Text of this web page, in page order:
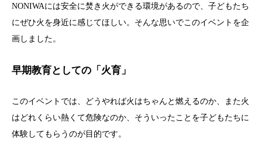
NONIWAには安全に焚き火ができる環境があるので、子どもたち
にぜひ火を身近に感じてほしい。そんな思いでこのイベントを企
画しました。
早期教育としての「火育」
このイベントでは、どうやれば火はちゃんと燃えるのか、また火
はどれくらい熱くて危険なのか、そういったことを子どもたちに
体験してもらうのが目的です。